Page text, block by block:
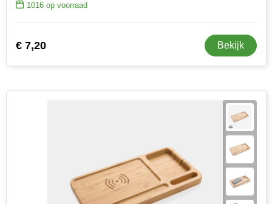
1016op voorraad
€ 7,20 Bekijk